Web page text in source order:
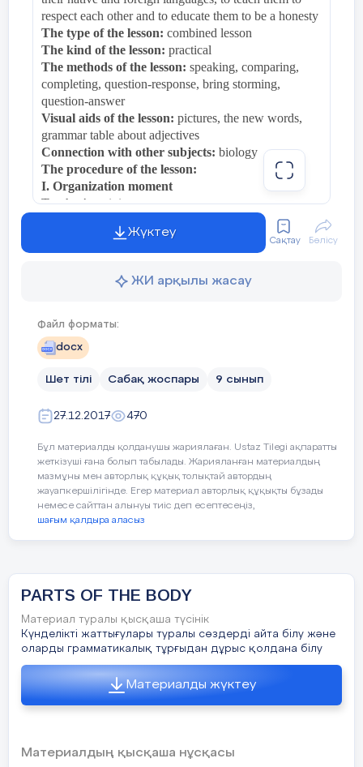
shoulders
7 min
Conclusion
differentiated by outcomes of the
students and by their abilities.
3 min
End of the
Assesment: put marks
Learners provide feedback on what
respect each other and to educate them to be a honesty
The type of the lesson: combined lesson
The kind of the lesson: practical
The methods of the lesson: speaking, comparing,
completing, question-response, bring storming,
question-answer
Visual aids of the lesson: pictures, the new words,
grammar table about adjectives
Connection with other subjects: biology
The procedure of the lesson:
І. Organization moment
Teacher’s activity
- to check the attendance of pupils;
- to pay pupils attention to the lesson;
Student’s activity
- acting on duty;
- to prepare for the lesson;
ІІ. Checking up the home task:
new words
Pupils will translate the new words of the last lesson
Pupil1 head –
Pupil2 hair - шаш
Pupil3 eye – көз
Pupil4 nose - мұрын
Pupil5 mouth – ауыз
Pupil6 ear – құлақ
Pupil7 face – бет
III. Explaining new material
1) Work on new conseption
Сын
шырайлары
The Adjective (сын есім) – заттың сын -сипатын ,
көлемін түр-түсін, сапасын білдіретін сөз табы
және ағылшын тілінде сын есім қазақ тіліндегідей
септелмейді, тәуелденбейді,
2) салыстырмалы (the Comparative Degree);
Жүктеу
Сақтау Бөлісу
ЖИ арқылы жасау
Файл форматы:
docx
Шет тілі Сабақ жоспары 9 сынып
27.12.2017 470
Бұл материалды қолданушы жариялаған. Ustaz Tilegi ақпаратты
жеткізуші ғана болып табылады. Жарияланған материалдың
мазмұны мен авторлық құқық толықтай автордың
жауапкершілігінде. Егер материал авторлық құқықты бұзады
немесе сайттан алынуы тиіс деп есептесеңіз,
шағым қалдыра аласыз
PARTS OF THE BODY
Материал туралы қысқаша түсінік
Күнделікті жаттығулары туралы сөздерді айта білу және
оларды грамматикалық тұрғыдан дұрыс қолдана білу
Материалды жүктеу
Материалдың қысқаша нұсқасы